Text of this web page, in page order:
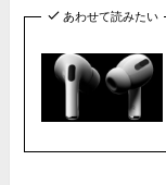
あわせて読みたい